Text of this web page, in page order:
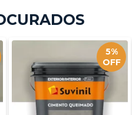
5%
OFF